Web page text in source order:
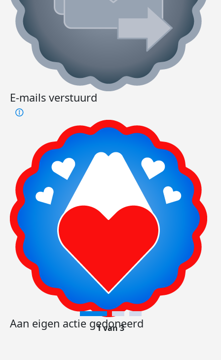
E-mails verstuurd
Aan eigen actie gedoneerd
1 van 3